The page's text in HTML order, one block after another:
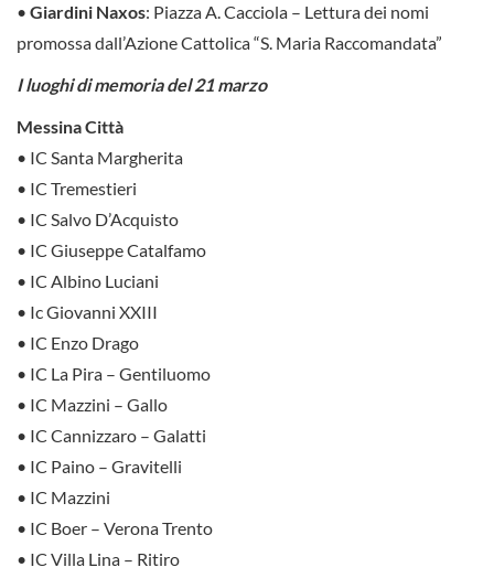
• Giardini Naxos: Piazza A. Cacciola – Lettura dei nomi
promossa dall’Azione Cattolica “S. Maria Raccomandata”
I luoghi di memoria del 21 marzo
Messina Città
• IC Santa Margherita
• IC Tremestieri
• IC Salvo D’Acquisto
• IC Giuseppe Catalfamo
• IC Albino Luciani
• Ic Giovanni XXIII
• IC Enzo Drago
• IC La Pira – Gentiluomo
• IC Mazzini – Gallo
• IC Cannizzaro – Galatti
• IC Paino – Gravitelli
• IC Mazzini
• IC Boer – Verona Trento
• IC Villa Lina – Ritiro